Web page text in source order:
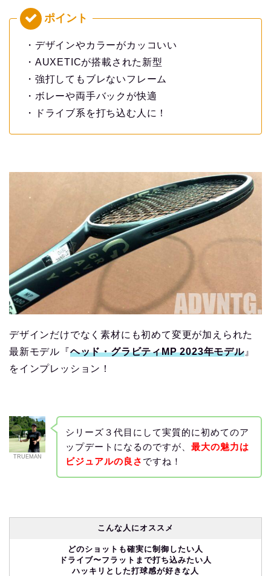
・デザインやカラーがカッコいい
・AUXETICが搭載された新型
・強打してもブレないフレーム
・ボレーや両手バックが快適
・ドライブ系を打ち込む人に！
デザインだけでなく素材にも初めて変更が加えられた
最新モデル『ヘッド・グラビティMP 2023年モデル』
をインプレッション！
TRUEMAN
シリーズ３代目にして実質的に初めてのア
ップデートになるのですが、 最大の魅力は
ビジュアルの良さ ですね！
こんな人にオススメ
どのショットも確実に制御したい人
ドライブ〜フラットまで打ち込みたい人
ハッキリとした打球感が好きな人